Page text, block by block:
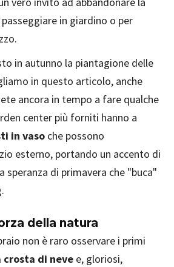
in giardino o per
in autunno la piantagione delle
in questo articolo, anche
ancora in tempo a fare qualche
center più forniti hanno a
in vaso che possono
esterno, portando un accento di
speranza di primavera che "buca"
della natura
non è raro osservare i primi
di neve e, gloriosi,